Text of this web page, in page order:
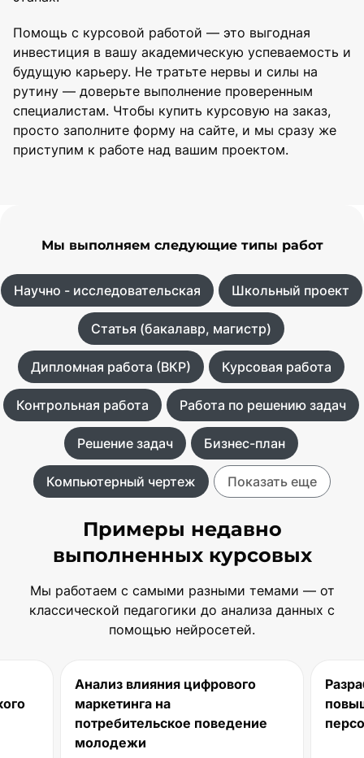
Помощь с курсовой работой — это выгодная
инвестиция в вашу академическую успеваемость и
будущую карьеру. Не тратьте нервы и силы на
рутину — доверьте выполнение проверенным
специалистам. Чтобы купить курсовую на заказ,
просто заполните форму на сайте, и мы сразу же
приступим к работе над вашим проектом.
Мы выполняем следующие типы работ
Научно - исследовательская Школьный проект
Статья (бакалавр, магистр)
Дипломная работа (ВКР) Курсовая работа
Контрольная работа Работа по решению задач
Решение задач Бизнес-план
Компьютерный чертеж Показать еще
Примеры недавно
выполненных курсовых
Мы работаем с самыми разными темами — от
классической педагогики до анализа данных с
помощью нейросетей.
влияния цифрового
на
поведение
Разработка
повышению
персонала в IT-